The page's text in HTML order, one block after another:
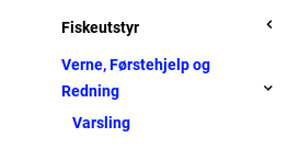
Fiskeutstyr
Verne, Førstehjelp og
Redning
Varsling